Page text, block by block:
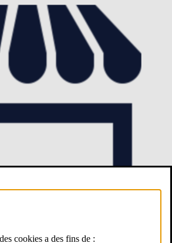
cookies a des fins de :